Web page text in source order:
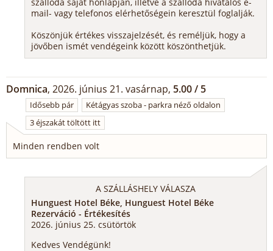
mail- vagy telefonos elérhetőségein keresztül foglalják.
Köszönjük értékes visszajelzését, és reméljük, hogy a
jövőben ismét vendégeink között köszönthetjük.
Domnica, 2026. június 21. vasárnap, 5.00 / 5
Idősebb pár
Kétágyas szoba - parkra néző oldalon
3 éjszakát töltött itt
Minden rendben volt
A SZÁLLÁSHELY VÁLASZA
Hunguest Hotel Béke, Hunguest Hotel Béke
Rezerváció - Értékesítés
2026. június 25. csütörtök
Kedves Vendégünk!